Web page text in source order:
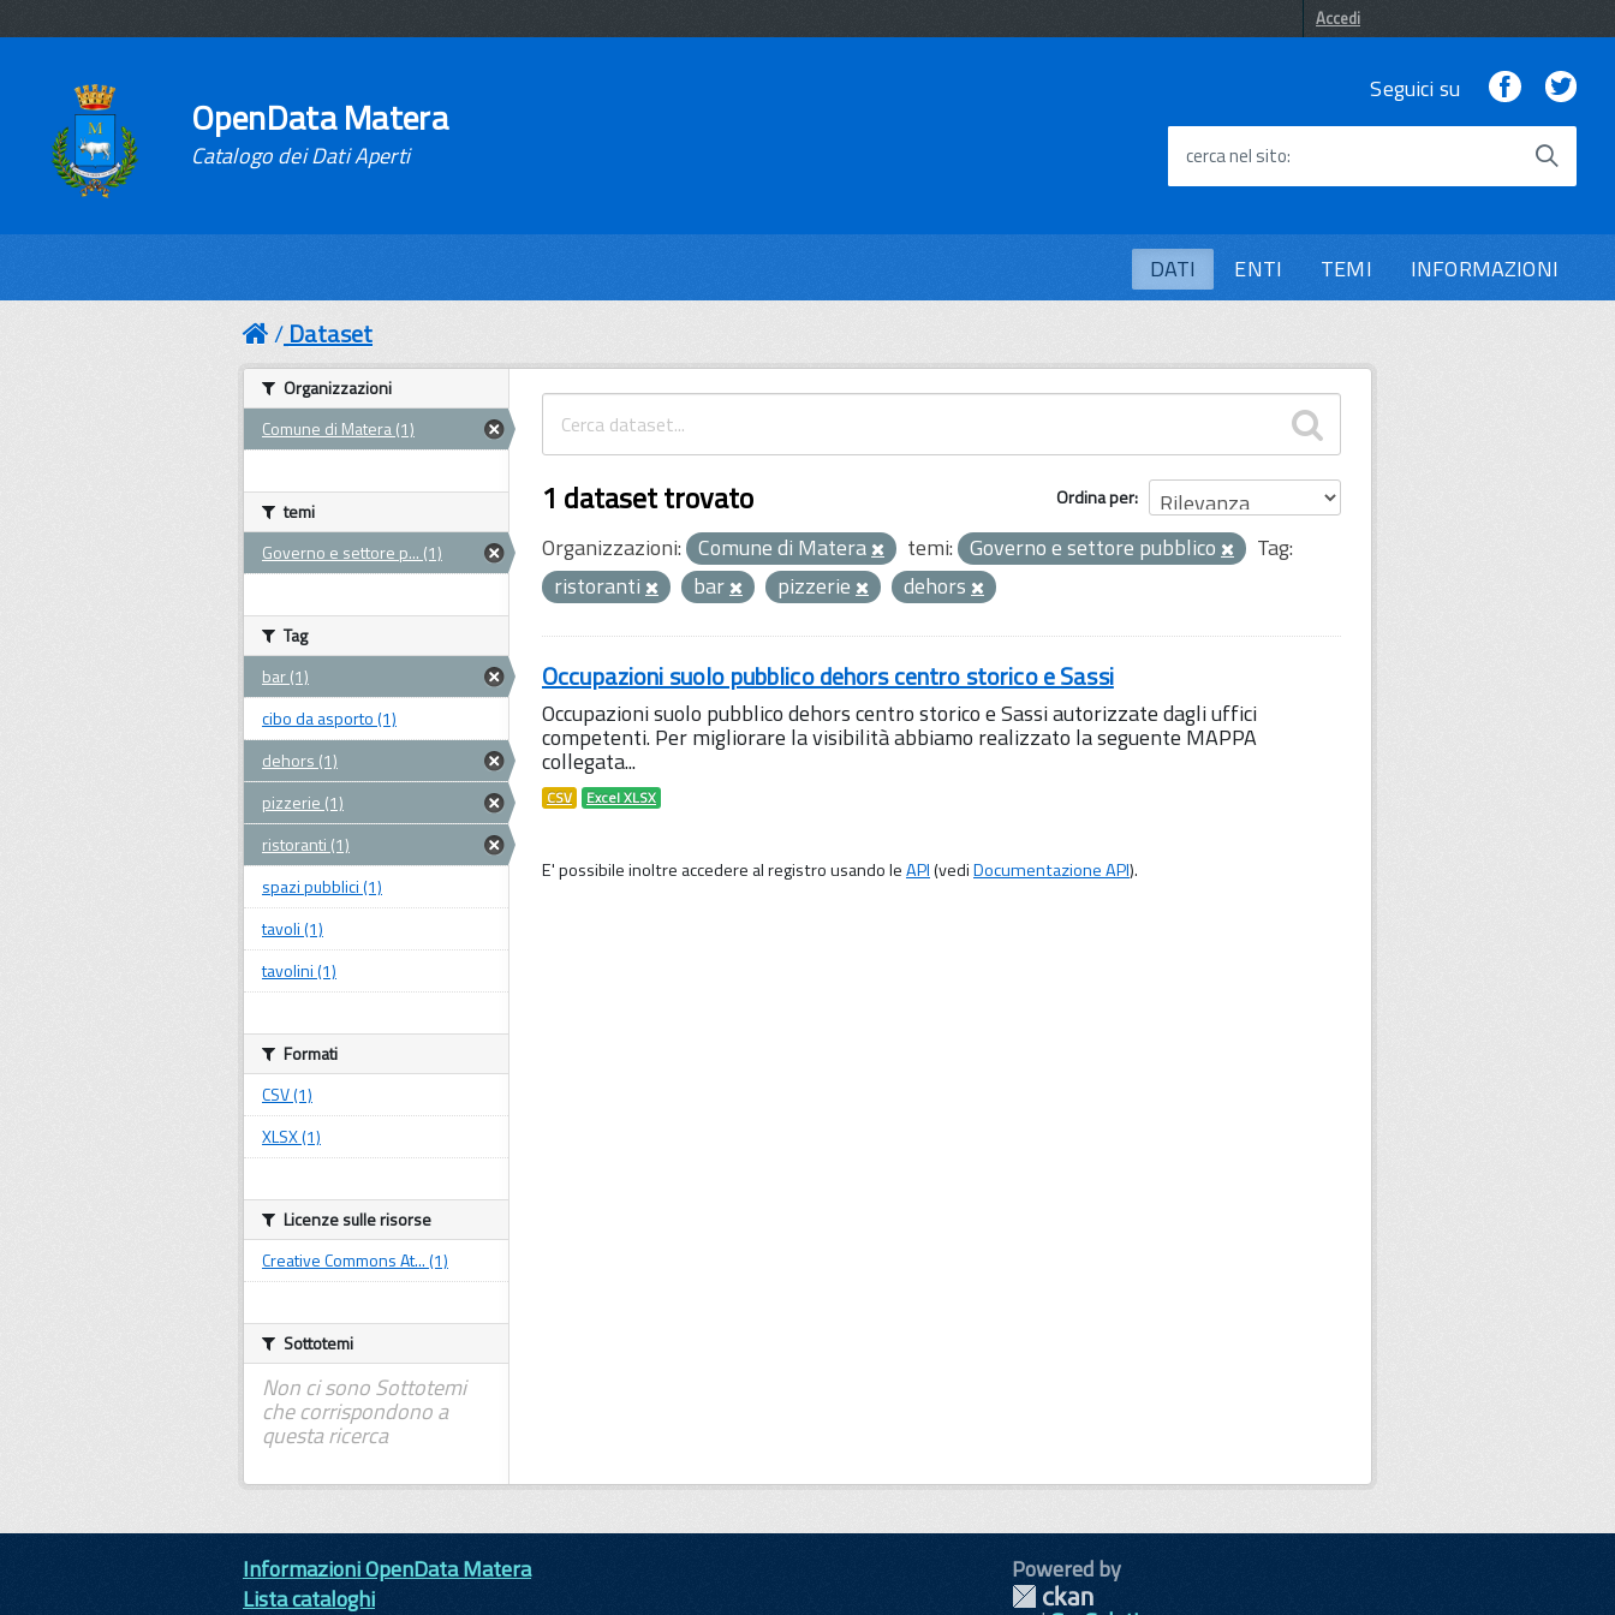
Accedi
OpenData Matera
Catalogo dei Dati Aperti
Seguici su Facebook
cerca nel sito
DATI ENTI TEMI INFORMAZIONI
Dataset
Ordina per
1 dataset trovato
Organizzazioni: Comune di Matera temi: Governo e settore pubblico
Tag:
ristoranti
bar pizzerie dehors
Occupazioni suolo pubblico dehors centro storico e Sassi
Occupazioni suolo pubblico dehors centro storico e Sassi autorizzate dagli uffici
competenti. Per migliorare la visibilità abbiamo realizzato la seguente MAPPA
collegata...
CSV Excel XLSX
E' possibile inoltre accedere al registro usando leAPI(vediDocumentazione API).
Organizzazioni
Comune di Matera (1)
temi
Governo e settore p... (1)
Tag
bar (1)
cibo da asporto (1)
dehors (1)
pizzerie (1)
ristoranti (1)
spazi pubblici (1)
tavoli (1)
tavolini (1)
Formati
CSV (1)
XLSX (1)
Licenze sulle risorse
Creative Commons At... (1)
Sottotemi
Non ci sono Sottotemi
che corrispondono a
questa ricerca
Informazioni OpenData Matera
Lista cataloghi
Powered by